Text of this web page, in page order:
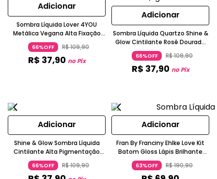
Adicionar
Sombra Líquida Lover 4YOU
Metálica Vegana Alta Fixação
Bordô OCEANE
66%OFF R$109,90
R$ 37,90 no Pix
Adicionar
Sombra Líquida Quartzo Shine &
Glow Cintilante Rosê Dourado
Océane
66%OFF R$109,90
R$ 37,90 no Pix
Adicionar
Shine & Glow Sombra Líquida
Cintilante Alta Pigmentação
Cobre Océane
66%OFF R$109,90
Adicionar
Fran By Franciny Ehlke Love Kit
Batom Gloss Lápis Brilhante
Hidratante Volumizador Lilás
63%OFF R$190,90